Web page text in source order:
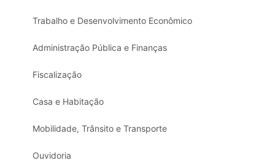
Trabalho e Desenvolvimento Econômico
Administração Pública e Finanças
Fiscalização
Casa e Habitação
Mobilidade, Trânsito e Transporte
Ouvidoria